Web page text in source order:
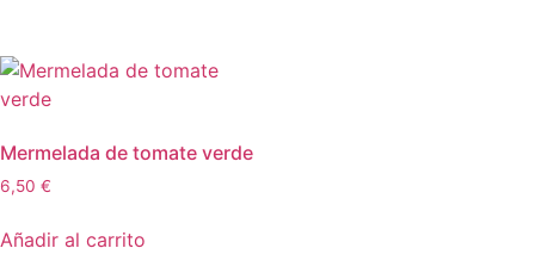
Mermelada de tomate verde
6,50 €
Añadir al carrito